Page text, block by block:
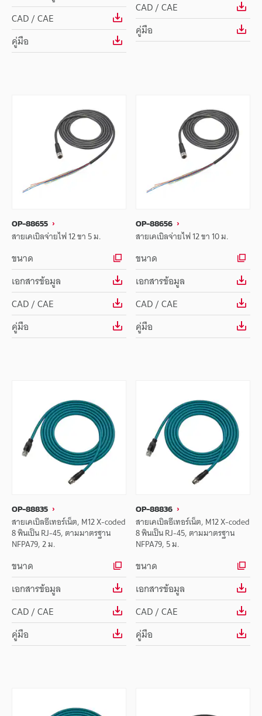
CAD / CAE
คู่มือ
CAD / CAE
คู่มือ
OP-88655
สายเคเบิลจ่ายไฟ 12 ขา 5 ม.
ขนาด
เอกสารข้อมูล
CAD / CAE
คู่มือ
OP-88656
สายเคเบิลจ่ายไฟ 12 ขา 10 ม.
ขนาด
เอกสารข้อมูล
CAD / CAE
คู่มือ
OP-88835
สายเคเบิลอีเทอร์เน็ต, M12 X-coded
8 พินเป็น RJ-45, ตามมาตรฐาน
NFPA79, 2 ม.
ขนาด
เอกสารข้อมูล
CAD / CAE
คู่มือ
OP-88836
สายเคเบิลอีเทอร์เน็ต, M12 X-coded
8 พินเป็น RJ-45, ตามมาตรฐาน
NFPA79, 5 ม.
ขนาด
เอกสารข้อมูล
CAD / CAE
คู่มือ